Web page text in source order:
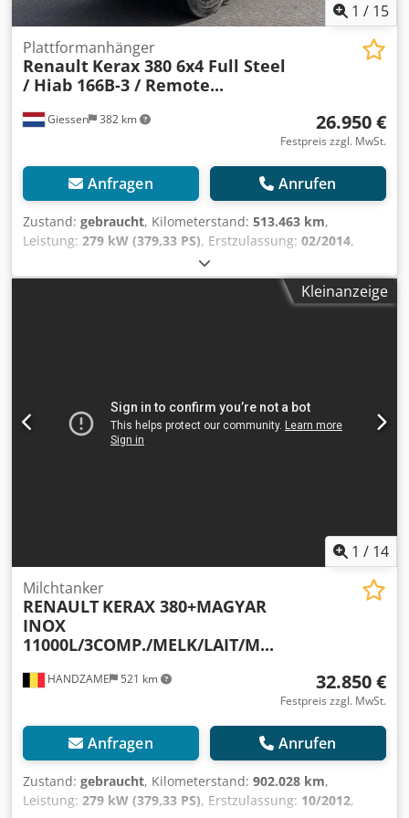
1 / 15
Giessen 382 km
Plattformanhänger
Renault Kerax 380 6x4 Full Steel
/ Hiab 166B-3 / Remote...
26.950 €
Festpreis zzgl. MwSt.
Anfragen Anrufen
Zustand: gebraucht, Kilometerstand: 513.463 km,
Leistung: 279 kW (379,33 PS), Erstzulassung: 02/2014,
, Reifengröße:
30 %, Achsen-Konfiguration:6x4, Kraftstoff:Diesel, Farbe:
, Getriebetyp:
Dkodpfx Aezgg Thjl Tjr = Weitere Informationen =
Vorderachse: Reifenmaß: 315/80; Gelenkt; Reifen Profil:
30% Hinterachse 1: Reifenmaß: 13R22.5; Doppelbereift;
Kleinanzeige
1 / 14
HANDZAME 521 km
Milchtanker
RENAULT KERAX 380+MAGYAR
INOX
11000L/3COMP./MELK/LAIT/M...
32.850 €
Festpreis zzgl. MwSt.
Anfragen Anrufen
Zustand: gebraucht, Kilometerstand: 902.028 km,
Leistung: 279 kW (379,33 PS), Erstzulassung: 10/2012,